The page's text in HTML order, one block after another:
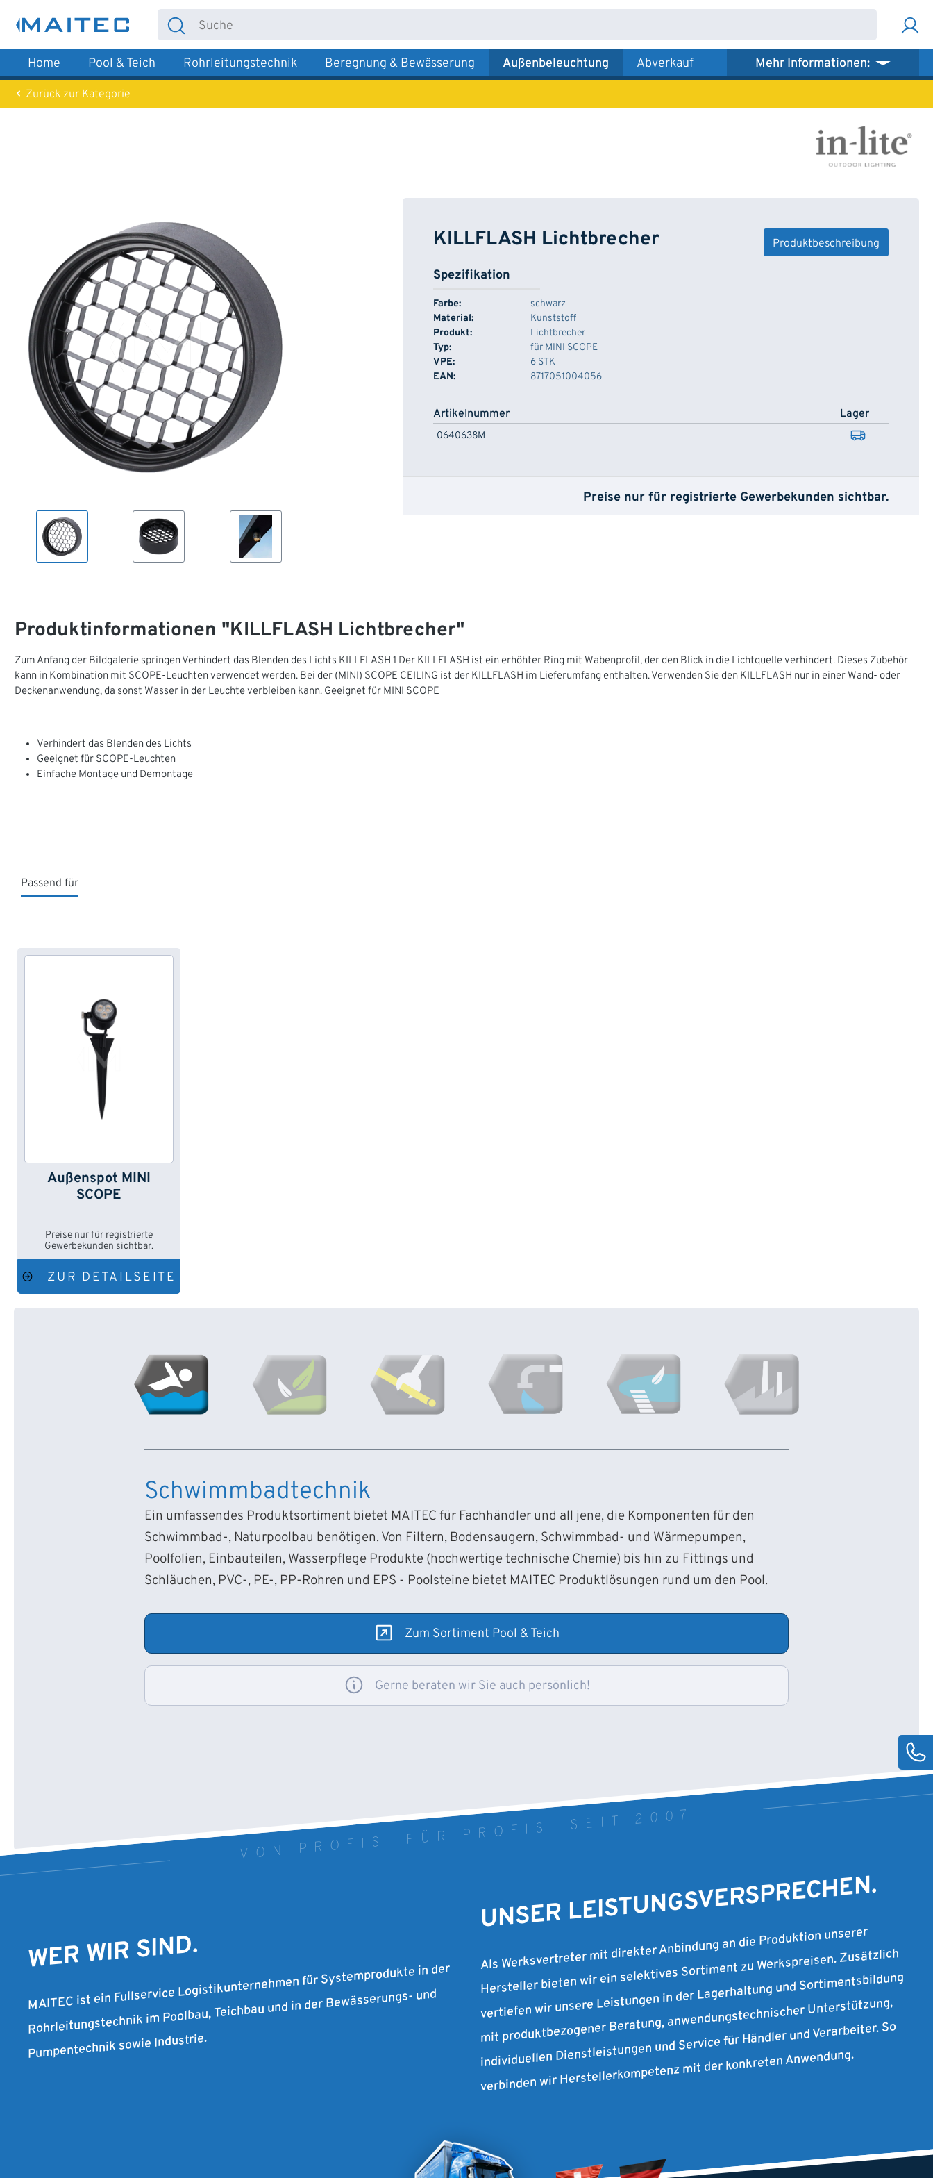
Hauptinhalt springen
Zur Suche springen
Zur Hauptnavigation springen
Home Pool & Teich Rohrleitungstechnik Beregnung & Bewässerung Außenbeleuchtung Abverkauf Mehr Informationen:
Zurück zur Kategorie
KILLFLASH Lichtbrecher Produktbeschreibung
Spezifikation
Farbe:
schwarz
Material:
Kunststoff
Produkt:
Lichtbrecher
Typ:
für MINI SCOPE
VPE:
6 STK
EAN:
8717051004056
Artikelnummer Lager
0640638M
Preise nur für registrierte Gewerbekunden sichtbar.
Produktinformationen "KILLFLASH Lichtbrecher"
Zum Anfang der Bildgalerie springen Verhindert das Blenden des Lichts KILLFLASH 1 Der KILLFLASH ist ein erhöhter Ring mit Wabenprofil, der den Blick in die Lichtquelle verhindert. Dieses Zubehör
kann in Kombination mit SCOPE-Leuchten verwendet werden. Bei der (MINI) SCOPE CEILING ist der KILLFLASH im Lieferumfang enthalten. Verwenden Sie den KILLFLASH nur in einer Wand- oder
Deckenanwendung, da sonst Wasser in der Leuchte verbleiben kann. Geeignet für MINI SCOPE
Verhindert das Blenden des Lichts
Geeignet für SCOPE-Leuchten
Einfache Montage und Demontage
Passend für
Außenspot MINI
SCOPE
Preise nur für registrierte
Gewerbekunden sichtbar.
ZUR DETAILSEITE
Schwimmbadtechnik
Ein umfassendes Produktsortiment bietet MAITEC für Fachhändler und all jene, die Komponenten für den
Schwimmbad-, Naturpoolbau benötigen. Von Filtern, Bodensaugern, Schwimmbad- und Wärmepumpen,
Poolfolien, Einbauteilen, Wasserpflege Produkte (hochwertige technische Chemie) bis hin zu Fittings und
Schläuchen, PVC-, PE-, PP-Rohren und EPS - Poolsteine bietet MAITEC Produktlösungen rund um den Pool.
Zum Sortiment Pool & Teich
Gerne beraten wir Sie auch persönlich!
VON PROFIS. FÜR PROFIS. SEIT 2007
WER WIR SIND.
MAITEC ist ein Fullservice Logistikunternehmen für Systemprodukte in der
Rohrleitungstechnik im Poolbau, Teichbau und in der Bewässerungs- und
Pumpentechnik sowie Industrie.
UNSER LEISTUNGSVERSPRECHEN.
Als Werksvertreter mit direkter Anbindung an die Produktion unserer
Hersteller bieten wir ein selektives Sortiment zu Werkspreisen. Zusätzlich
vertiefen wir unsere Leistungen in der Lagerhaltung und Sortimentsbildung
mit produktbezogener Beratung, anwendungstechnischer Unterstützung,
individuellen Dienstleistungen und Service für Händler und Verarbeiter. So
verbinden wir Herstellerkompetenz mit der konkreten Anwendung.